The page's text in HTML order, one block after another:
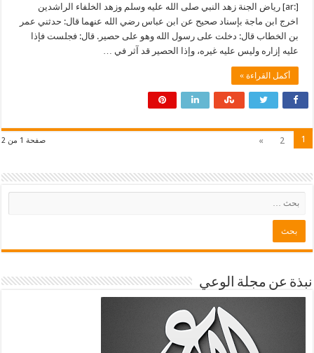
[:ar] رياض الجنة زهد النبي صلى الله عليه وسلم وزهد الخلفاء الراشدين
اخرج ابن ماجة بإسناد صحيح عن ابن عباس رضي الله عنهما قال: حدثني عمر
بن الخطاب قال: دخلت على رسول الله وهو على حصير. قال: فجلست فإذا
عليه إزاره وليس عليه غيره، وإذا الحصير قد آثر في …
أكمل القراءة »
صفحة 1 من 2 1
2
»
نبذة عن مجلة الوعي